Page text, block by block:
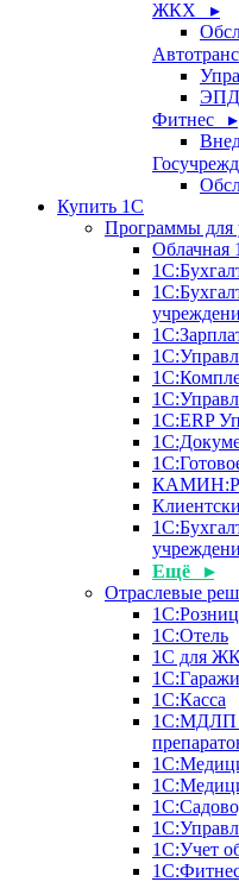
ЖКХ ▸
ЭПД
Фитнес ▸
Купить 1С
Программы для
1С:ERP
Ещё ▸
Отраслевые
1С:Отель
1С для
1С:Гаражи
1С:Касса
1С:МДЛП
1С:Учет